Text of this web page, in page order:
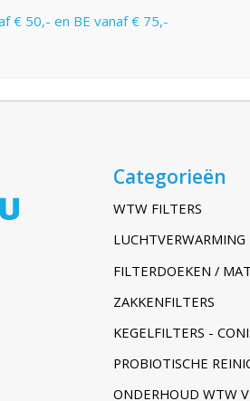
€ 50,- en BE vanaf € 75,-
Categorieën
WTW FILTERS
LUCHTVERWARMING
FILTERDOEKEN /
ZAKKENFILTERS
KEGELFILTERS -
PROBIOTISCHE
ONDERHOUD WTW